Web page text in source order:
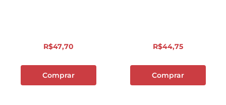
R$47,70
Comprar
R$44,75
Comprar